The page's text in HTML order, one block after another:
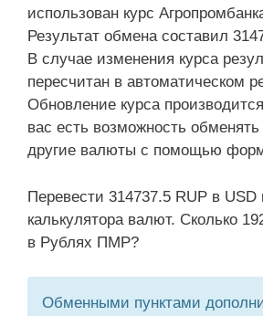
использован курс
Результат обмена составил
В случае изменения курса
пересчитан в автоматическом
Обновление курса
вас есть возможность
другие валюты с помощью
Перевести 314737.5 RUP в
калькулятора валют. Сколько
в Рублях ПМР?
Обменными пунктами